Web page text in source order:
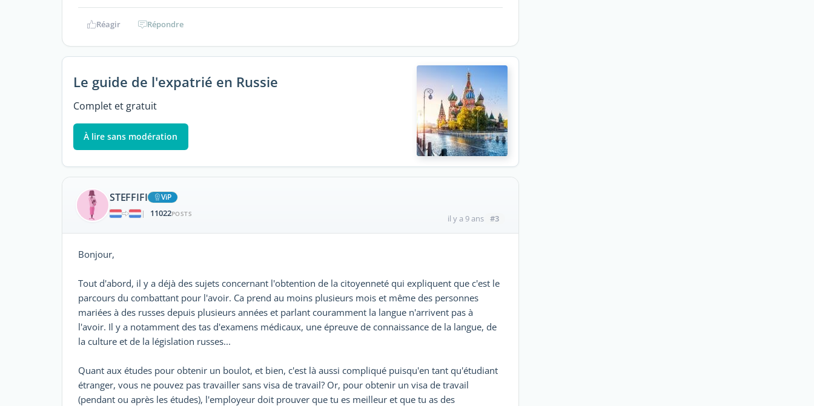
Réagir Répondre
Le guide de l'expatrié en Russie
Complet et gratuit
À lire sans modération
STEFFIFI
ViP
|
11022POSTS il y a 9 ans #3
Bonjour,
Tout d'abord, il y a déjà des sujets concernant l'obtention de la citoyenneté qui expliquent que c'est le
parcours du combattant pour l'avoir. Ca prend au moins plusieurs mois et même des personnes
mariées à des russes depuis plusieurs années et parlant couramment la langue n'arrivent pas à
l'avoir. Il y a notamment des tas d'examens médicaux, une épreuve de connaissance de la langue, de
la culture et de la législation russes...
Quant aux études pour obtenir un boulot, et bien, c'est là aussi compliqué puisqu'en tant qu'étudiant
étranger, vous ne pouvez pas travailler sans visa de travail? Or, pour obtenir un visa de travail
(pendant ou après les études), l'employeur doit prouver que tu es meilleur et que tu as des